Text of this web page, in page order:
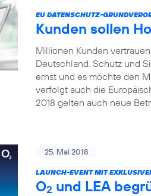
EU DATENSCHUTZ-
Kunden sollen
Millionen Kunden
Deutschland. Schutz und
ernst und es möchte den
verfolgt auch die
2018 gelten auch neue
25. Mai 2018
LAUNCH-EVENT MIT
O2 und LEA